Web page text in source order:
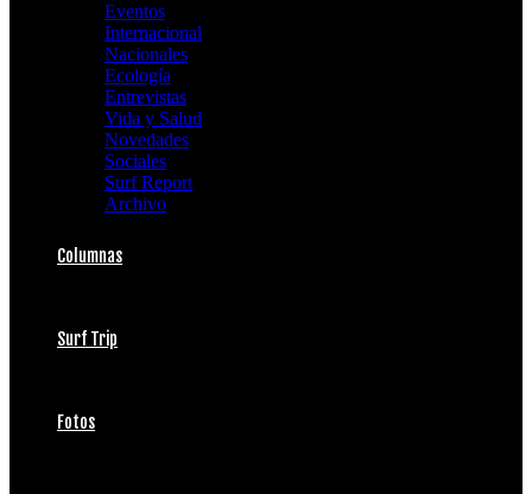
Eventos
Internacional
Nacionales
Ecología
Entrevistas
Vida y Salud
Novedades
Sociales
Surf Report
Archivo
Columnas
Surf Trip
Fotos